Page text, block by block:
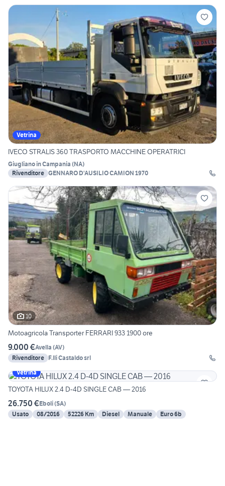
Vetrina
IVECO STRALIS 360 TRASPORTO MACCHINE OPERATRICI
Giugliano in Campania (NA)
Rivenditore GENNARO D'AUSILIO CAMION 1970
10
Motoagricola Transporter FERRARI 933 1900 ore
9.000 €Avella (AV)
Rivenditore F.lli Castaldo srl
Vetrina
TOYOTA HILUX 2.4 D-4D SINGLE CAB — 2016
26.750 €Eboli(SA)
Usato
08/2016 52226 Km Diesel Manuale Euro 6b